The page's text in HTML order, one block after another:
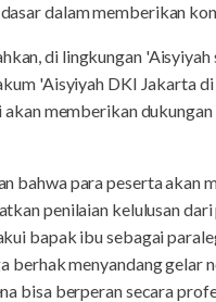
dalam memberikan
di lingkungan
'Aisyiyah DKI Jakarta
akan memberikan
bahwa para peserta
penilaian kelulusan
bapak ibu sebagai
menyandang gelar
bisa berperan secara